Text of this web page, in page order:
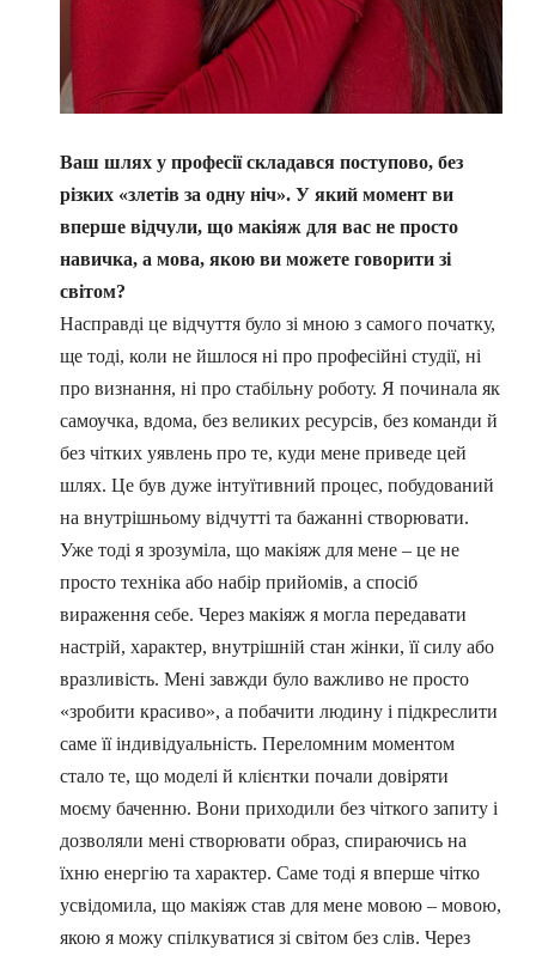
Ваш шлях у професії складався поступово, без
різких «злетів за одну ніч». У який момент ви
вперше відчули, що макіяж для вас не просто
навичка, а мова, якою ви можете говорити зі
світом?
Насправді це відчуття було зі мною з самого початку,
ще тоді, коли не йшлося ні про професійні студії, ні
про визнання, ні про стабільну роботу. Я починала як
самоучка, вдома, без великих ресурсів, без команди й
без чітких уявлень про те, куди мене приведе цей
шлях. Це був дуже інтуїтивний процес, побудований
на внутрішньому відчутті та бажанні створювати.
Уже тоді я зрозуміла, що макіяж для мене – це не
просто техніка або набір прийомів, а спосіб
вираження себе. Через макіяж я могла передавати
настрій, характер, внутрішній стан жінки, її силу або
вразливість. Мені завжди було важливо не просто
«зробити красиво», а побачити людину і підкреслити
саме її індивідуальність. Переломним моментом
стало те, що моделі й клієнтки почали довіряти
моєму баченню. Вони приходили без чіткого запиту і
дозволяли мені створювати образ, спираючись на
їхню енергію та характер. Саме тоді я вперше чітко
усвідомила, що макіяж став для мене мовою – мовою,
якою я можу спілкуватися зі світом без слів. Через